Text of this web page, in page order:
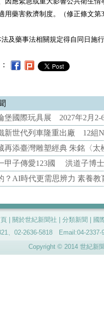
用藥害救濟制度。（修正條文第
法及藥事法相關規定得自同日施
堡國際玩具展 2027年2月2-
新世代列車隆重出廠 12組
再添臺灣雕塑經典 朱銘〈
甲子傳愛123國 洪道子博
？AI時代更需思辨力 素養
關於世紀新聞社 分類新聞
國
、02-2636-5818 Email:04-
Copyright © 2014 世紀新